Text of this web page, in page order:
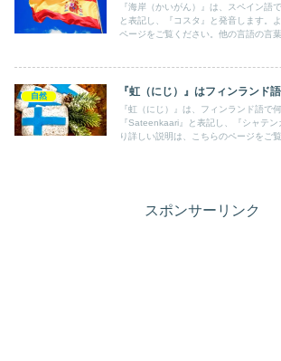
『海岸（かいがん）』は、スペイン語
と表記し、『コスタ』と発音します。
ページをご覧ください。他の言語の言
自然 『虹（にじ）』はフィンランド
『虹（にじ）』は、フィンランド語で
『Sateenkaari』と表記し、『シャテ
り詳しい説明は、こちらのページをご
スポンサーリンク